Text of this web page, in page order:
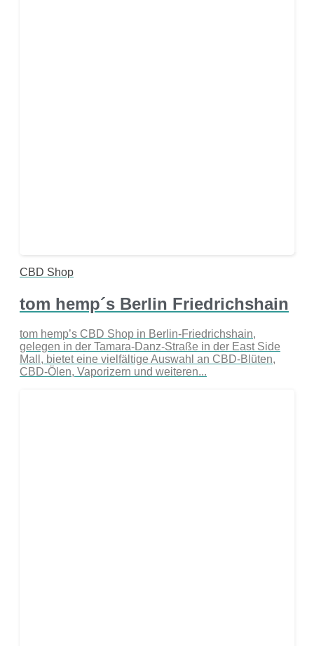
CBD Shop
tom hemp´s Berlin Friedrichshain
tom hemp’s CBD Shop in Berlin-Friedrichshain,
gelegen in der Tamara-Danz-Straße in der East Side
Mall, bietet eine vielfältige Auswahl an CBD-Blüten,
CBD-Ölen, Vaporizern und weiteren...